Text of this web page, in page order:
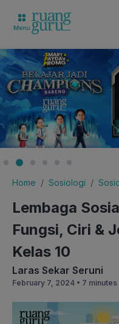
Home Sosiologi
Lembaga
Fungsi, Ciri &
Kelas 10
Laras Sekar Seruni
February 7, 2024 • 7 minutes